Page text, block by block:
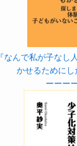
『なんで私が子なし
かせるためにし
ーーー